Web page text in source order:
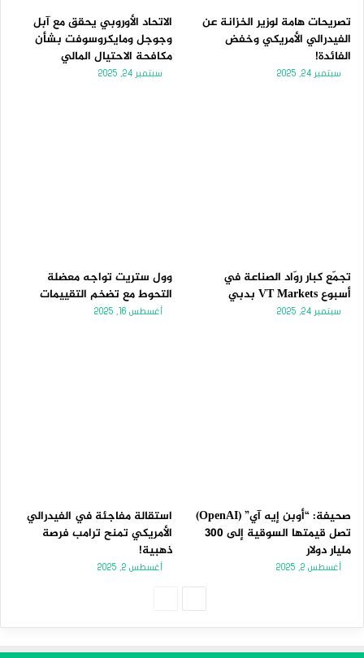
تصريحات هامة لوزير الخزانة عن
الفيدرالي الأمريكي وخفض
الفائدة!
سبتمبر 24, 2025
الاتحاد الأوروبي يحقق مع آبل
وجوجل ومايكروسوفت بشأن
مكافحة الاحتيال المالي
سبتمبر 24, 2025
تجمّع كبار روّاد الصناعة في
أسبوع VT Markets بدبي
سبتمبر 24, 2025
وول ستريت تواجه معضلة
التحوط مع تضخم التقييمات
أغسطس 16, 2025
صحيفة: “أوبن إيه آي” (OpenAI)
تصل قيمتها السوقية إلى 300
مليار دولار
أغسطس 2, 2025
استقالة مفاجئة في الفيدرالي
الأمريكي تمنح ترامب فرصة
ذهبية!
أغسطس 2, 2025